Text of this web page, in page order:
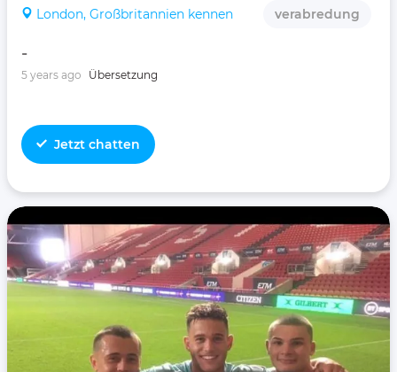
London, Großbritannien kennen verabredung
-
5 years ago Übersetzung
Jetzt chatten